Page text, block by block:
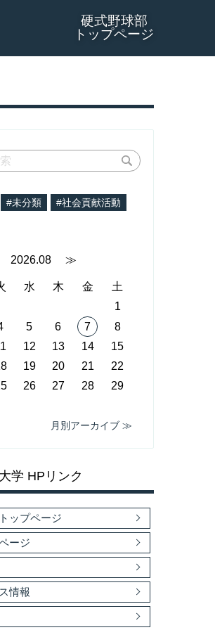
硬式野球部
トップページ
#未分類
#社会貢献活動
2026.08 ≫
水 木 金
土
1
5 6 7
8
12 13 14
15
19 20 21
22
26 27 28
29
月別アーカイブ ≫
学 HPリンク
ップページ
ージ
情報